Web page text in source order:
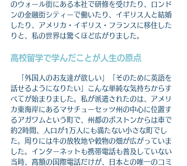
のウォール街にある本社で研修を受けたり、ロンド
ンの金融街シティーで働いたり、イギリス人と結婚
したり、アメリカ・イギリス・フランスに移住した
りと、私の世界は驚くほど広がりました。
高校留学で学んだことが人生の原点
「外国人のお友達が欲しい」「そのために英語を
話せるようになりたい」こんな単純な気持ちからす
べてが始まりました。私が派遣されたのは、アメリ
カ東海岸にあるマサチューセッツ州の中心に位置す
るアガワムという町で、州都のボストンからは車で
約2時間、人口が1万人にも満たない小さな町でし
た。周りには牛の放牧地や穀物の畑が広がっていま
した。インターネットも携帯電話も普及していない
当時、高額の国際電話だけが、日本との唯一のコミ